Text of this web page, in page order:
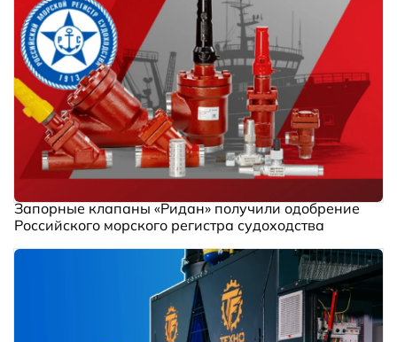
Запорные клапаны «Ридан» получили одобрение
Российского морского регистра судоходства